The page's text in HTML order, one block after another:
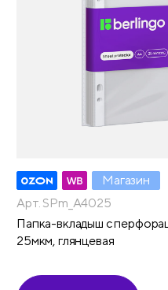
Магазин
Арт. SPm_A4025
Папка-вкладыш с
25мкм, глянцевая